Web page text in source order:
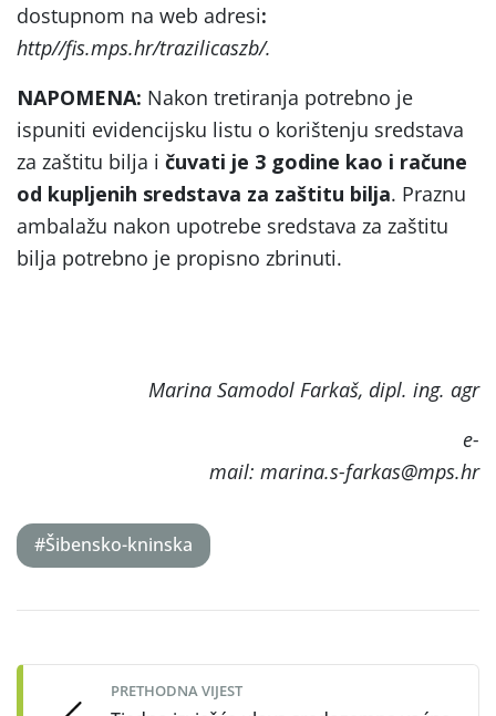
dostupnom na web adresi:
http//fis.mps.hr/trazilicaszb/.
NAPOMENA: Nakon tretiranja potrebno je
ispuniti evidencijsku listu o korištenju sredstava
za zaštitu bilja i čuvati je 3 godine kao i račune
od kupljenih sredstava za zaštitu bilja. Praznu
ambalažu nakon upotrebe sredstava za zaštitu
bilja potrebno je propisno zbrinuti.
Marina Samodol Farkaš, dipl. ing. agr
e-
mail: marina.s-farkas@mps.hr
#Šibensko-kninska
navigation
PRETHODNA VIJEST